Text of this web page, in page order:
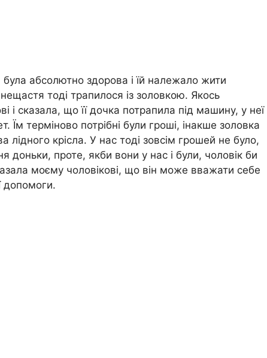
була абсолютно здорова і їй належало жити
тоді трапилося із золовкою. Якось
і сказала, що її дочка потрапила під машину, у неї
Їм терміново потрібні були гроші, інакше золовка
лідного крісла. У нас тоді зовсім грошей не було,
доньки, проте, якби вони у нас і були, чоловік би
моєму чоловікові, що він може вважати себе
допомоги.